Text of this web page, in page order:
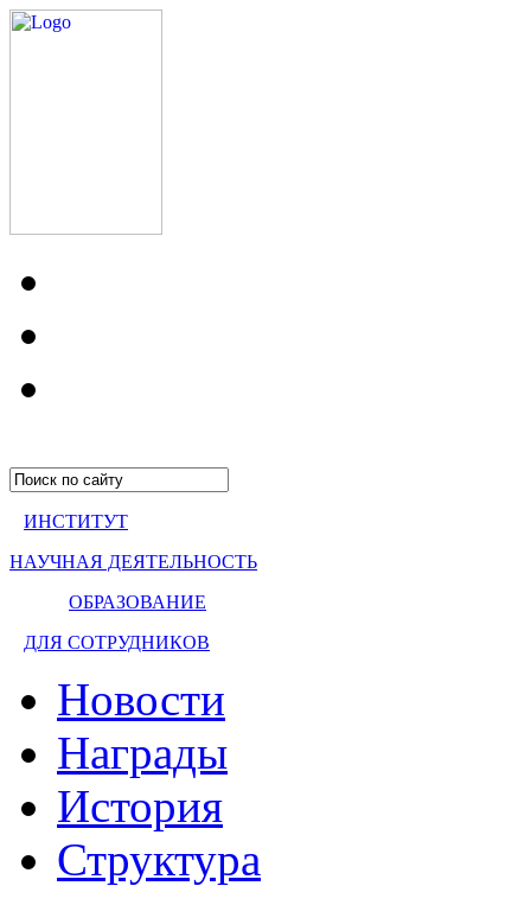
ИНСТИТУТ
НАУЧНАЯ ДЕЯТЕЛЬНОСТЬ
ОБРАЗОВАНИЕ
ДЛЯ СОТРУДНИКОВ
Новости
Награды
История
Структура